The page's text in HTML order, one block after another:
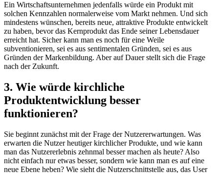
Ein Wirtschaftsunternehmen jedenfalls würde ein Produkt mit
solchen Kennzahlen normalerweise vom Markt nehmen. Und sich
mindestens wünschen, bereits neue, attraktive Produkte entwickelt
zu haben, bevor das Kernprodukt das Ende seiner Lebensdauer
erreicht hat. Sicher kann man es noch für eine Weile
subventionieren, sei es aus sentimentalen Gründen, sei es aus
Gründen der Markenbildung. Aber auf Dauer stellt sich die Frage
nach der Zukunft.
3. Wie würde kirchliche
Produktentwicklung besser
funktionieren?
Sie beginnt zunächst mit der Frage der Nutzererwartungen. Was
erwarten die Nutzer heutiger kirchlicher Produkte, und wie kann
man das Nutzererlebnis zehnmal besser machen als heute? Also
nicht einfach nur etwas besser, sondern wie kann man es auf eine
neue Ebene heben? Wie sieht die Nutzerschnittstelle aus, das User